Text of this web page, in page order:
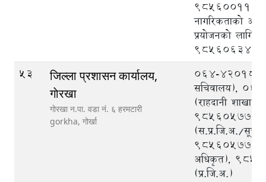
9856001113
नागरिकताको
प्रयोजनको लागि
9856063403
53
जिल्ला प्रशासन कार्यालय,
गाेरखा
गाेरखा न.पा. वडा नं. ६ हरमटारी
gorkha, गोर्खा
064-420189
सचिवालय),
(राहदानी शाखा),
9856057778
(स.प्र.जि.अ./
9856057780
अधिकृत),
(प्र.जि.अ.)